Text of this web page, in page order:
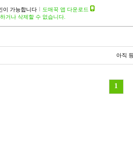
이 가능합니다
도매꾹 앱 다운로드
거나 삭제할 수 없습니다.
아직
1